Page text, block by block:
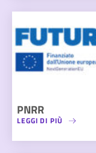
PNRR
LEGGI DI PIÙ